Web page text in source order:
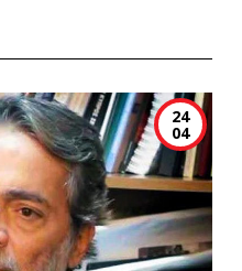
24
04